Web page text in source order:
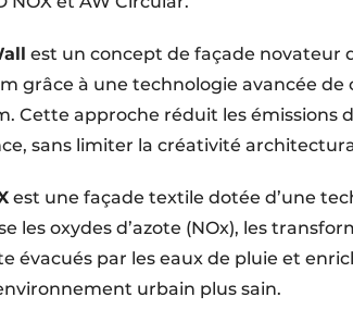
est un concept de façade novateur
grâce à une technologie avancée
Cette approche réduit les émissions
sans limiter la créativité
est une façade textile dotée d’une
les oxydes d’azote (NOx), les
évacués par les eaux de pluie et
urbain plus sain.